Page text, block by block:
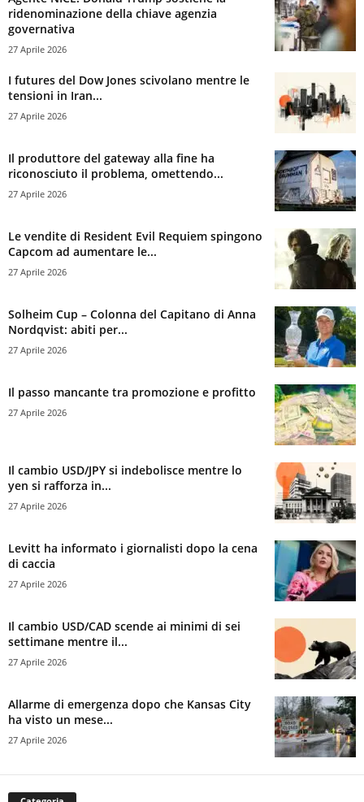
ridenominazione della chiave agenzia
governativa
27 Aprile 2026
I futures del Dow Jones scivolano mentre le
tensioni in Iran...
27 Aprile 2026
Il produttore del gateway alla fine ha
riconosciuto il problema, omettendo...
27 Aprile 2026
Le vendite di Resident Evil Requiem spingono
Capcom ad aumentare le...
27 Aprile 2026
Solheim Cup – Colonna del Capitano di Anna
Nordqvist: abiti per...
27 Aprile 2026
Il passo mancante tra promozione e profitto
27 Aprile 2026
Il cambio USD/JPY si indebolisce mentre lo
yen si rafforza in...
27 Aprile 2026
Levitt ha informato i giornalisti dopo la cena
di caccia
27 Aprile 2026
Il cambio USD/CAD scende ai minimi di sei
settimane mentre il...
27 Aprile 2026
Allarme di emergenza dopo che Kansas City
ha visto un mese...
27 Aprile 2026